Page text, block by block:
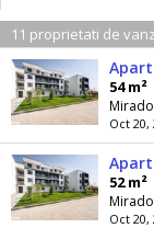
11 proprietati de
54 m²
Oct 20,
52 m²
Oct 20,